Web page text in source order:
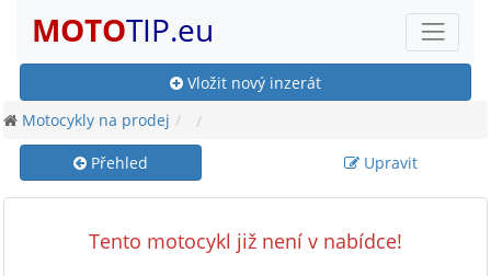
MOTOTIP.eu
Vložit nový inzerát
Motocykly na prodej
Přehled Upravit
Tento motocykl již není v nabídce!